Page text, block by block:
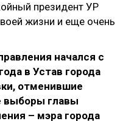
президент УР
жизни и еще очень
начался с
в Устав города
отменившие
выборы главы
– мэра города